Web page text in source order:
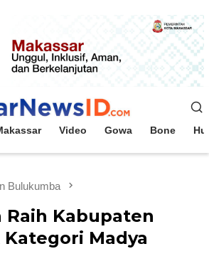
Video Gowa Bone
Bulukumba
Kabupaten
Kategori Madya